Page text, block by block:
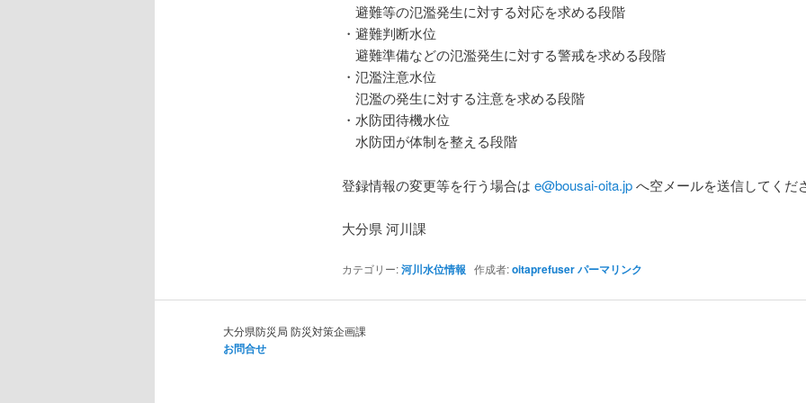
避難等の氾濫発生に対する対応を求める段階
・避難判断水位
避難準備などの氾濫発生に対する警戒を求める段階
・氾濫注意水位
氾濫の発生に対する注意を求める段階
・水防団待機水位
水防団が体制を整える段階
登録情報の変更等を行う場合は e@bousai-oita.jpへ空メールを送信してくだ
大分県 河川課
カテゴリー:河川水位情報 作成者:oitaprefuserパーマリンク
大分県防災局 防災対策企画課
お問合せ